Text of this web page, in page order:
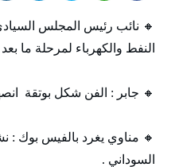
🔸 نائب رئيس المجلس
النفط والكهرباء لمرحلة ما
🔸 جابر : الفن شكل بوتقة
🔸 مناوي يغرد بالفيس بوك :
السوداني .